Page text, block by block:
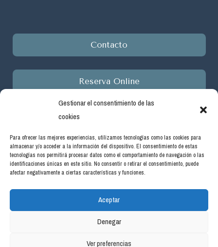
Gestionar el consentimiento de las
cookies
Para ofrecer las mejores experiencias, utilizamos tecnologías como las cookies para
almacenar y/o acceder a la información del dispositivo. El consentimiento de estas
tecnologías nos permitirá procesar datos como el comportamiento de navegación o las
identificaciones únicas en este sitio. No consentir o retirar el consentimiento, puede
afectar negativamente a ciertas características y funciones.
Aceptar
Denegar
Ver preferencias
Contacto
Reserva Online
Empresa beneficiaria de ayudas del programa de incentivos
ligados al autoconsumo y almacenamiento, con fuentes de
energía renovable, así como a la implantación de sistemas
térmicos renovables en el sector residencial en el marco del
Plan de Recuperación, Transformación y Resiliencia, financiado